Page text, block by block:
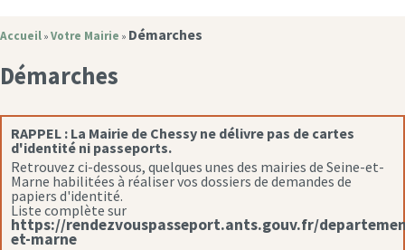
Accueil » Votre Mairie » Démarches
Démarches
RAPPEL : La Mairie de Chessy ne délivre pas de cartes
d'identité ni passeports.
Retrouvez ci-dessous, quelques unes des mairies de Seine-et-
Marne habilitées à réaliser vos dossiers de demandes de
papiers d'identité.
Liste complète sur
https://rendezvouspasseport.ants.gouv.fr/
et-marne